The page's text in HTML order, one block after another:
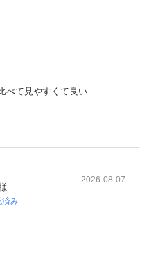
べて見やすくて良い
済み
2026-08-07